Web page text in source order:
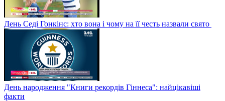
День Седі Гонкінс: хто вона і чому на її честь назвали свято
День народження "Книги рекордів Гіннеса": найцікавіші
факти